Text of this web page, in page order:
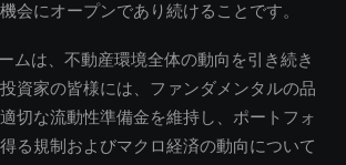
会にオープンであり続けることです。
ムは、不動産環境全体の動向を引き続き
資家の皆様には、ファンダメンタルの品
切な流動性準備金を維持し、ポートフォ
る規制およびマクロ経済の動向について